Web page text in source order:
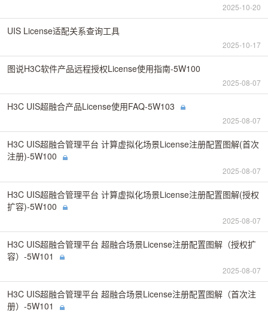
2025-10-20
UIS License适配关系查询工具
2025-10-17
图说H3C软件产品远程授权License使用指南-5W100
2025-08-07
H3C UIS超融合产品License使用FAQ-5W103
2025-08-07
H3C UIS超融合管理平台 计算虚拟化场景License注册配置图解(首次
注册)-5W100
2025-08-07
H3C UIS超融合管理平台 计算虚拟化场景License注册配置图解(授权
扩容)-5W100
2025-08-07
H3C UIS超融合管理平台 超融合场景License注册配置图解（授权扩
容）-5W101
2025-08-07
H3C UIS超融合管理平台 超融合场景License注册配置图解（首次注
册）-5W101